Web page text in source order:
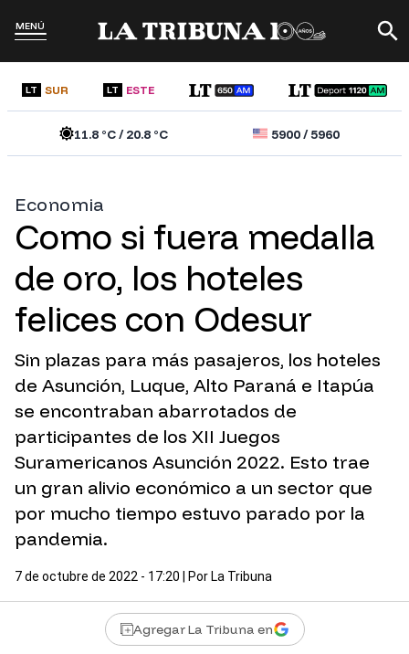
MENÚ
LT SUR LT ESTE
11.8°C /20.8°C 5900/5960
Economia
Como si fuera medalla
de oro, los hoteles
felices con Odesur
Sin plazas para más pasajeros, los hoteles
de Asunción, Luque, Alto Paraná e Itapúa
se encontraban abarrotados de
participantes de los XII Juegos
Suramericanos Asunción 2022. Esto trae
un gran alivio económico a un sector que
por mucho tiempo estuvo parado por la
pandemia.
7 de octubre de 2022 - 17:20 | Por La Tribuna
Agregar La Tribuna en